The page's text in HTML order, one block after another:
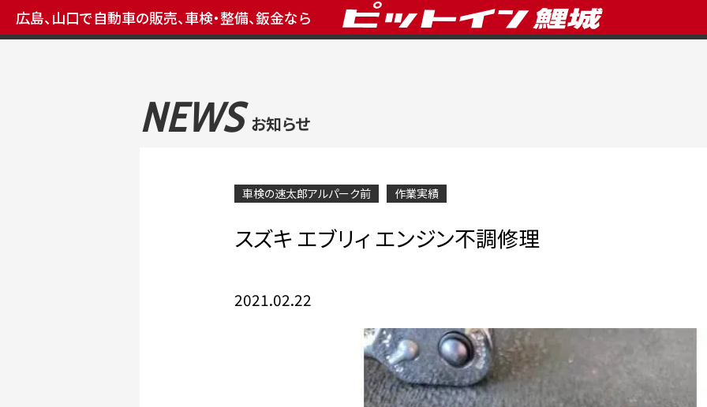
広島、山口で自動車の販売、車検・整備、鈑金なら
NEWS お知らせ
車検の速太郎アルパーク前 作業実績
スズキ エブリィ エンジン不調修理
2021.02.22